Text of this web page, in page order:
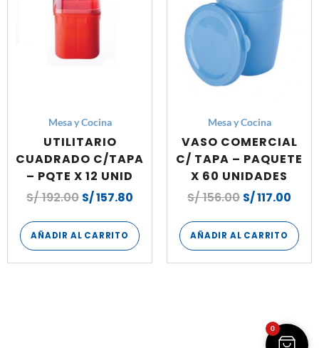
Mesa y Cocina
UTILITARIO
CUADRADO C/TAPA
– PQTE X 12 UNID
S/192.00 S/157.80
AÑADIR AL CARRITO
Mesa y Cocina
VASO COMERCIAL
C/ TAPA – PAQUETE
X 60 UNIDADES
S/156.00 S/117.00
AÑADIR AL CARRITO
0